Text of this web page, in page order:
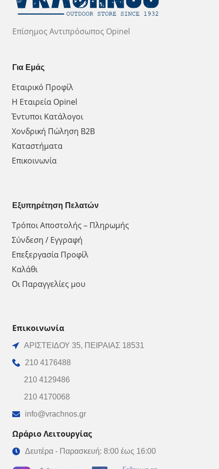
Επίσημος Αντιπρόσωπος Opinel
Για Εμάς
Εταιρικό Προφίλ
Η Εταιρεία Opinel
Έντυποι Κατάλογοι
Χονδρική Πώληση Β2Β
Καταστήματα
Επικοινωνία
Εξυπηρέτηση Πελατών
Τρόποι Αποστολής – Πληρωμής
Σύνδεση / Εγγραφή
Επεξεργασία Προφίλ
Καλάθι
Οι Παραγγελίες μου
Επικοινωνία
ΑΡΙΣΤΕΙΔΟΥ 35, ΠΕΙΡΑΙΑΣ 18531
210 4176488
210 4129486
210 4170068
info@vrachnos.gr
Ωράριο Λειτουργίας
Δευτέρα - Παρασκευή: 8:00 έως 16:00